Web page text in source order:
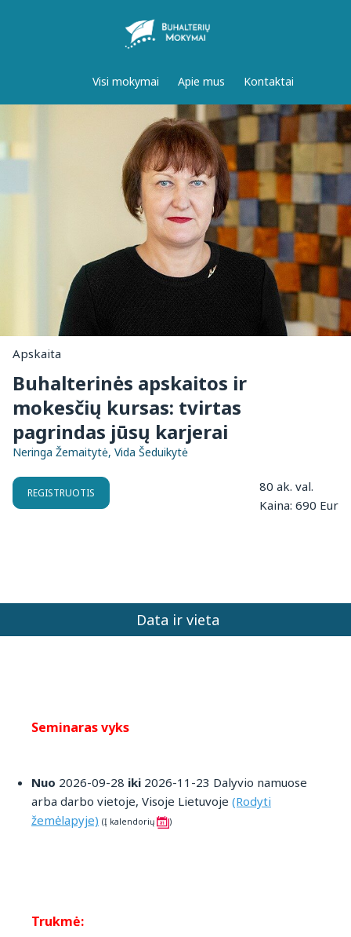
Visi mokymai Apie mus Kontaktai
Apskaita
Buhalterinės apskaitos ir
mokesčių kursas: tvirtas
pagrindas jūsų karjerai
Neringa Žemaitytė, Vida Šeduikytė
REGISTRUOTIS
80 ak. val.
Kaina: 690 Eur
Data ir vieta
Seminaras vyks
Nuo 2026-09-28 iki 2026-11-23 Dalyvio namuose
arba darbo vietoje, Visoje Lietuvoje (Rodyti
žemėlapyje) (Į kalendorių )
Trukmė: